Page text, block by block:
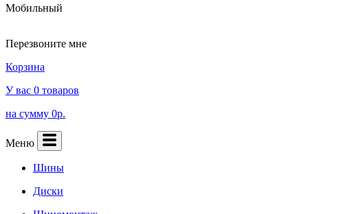
Мобильный
Перезвоните мне
Корзина
У вас 0 товаров
на сумму 0р.
Меню
Шины
Диски